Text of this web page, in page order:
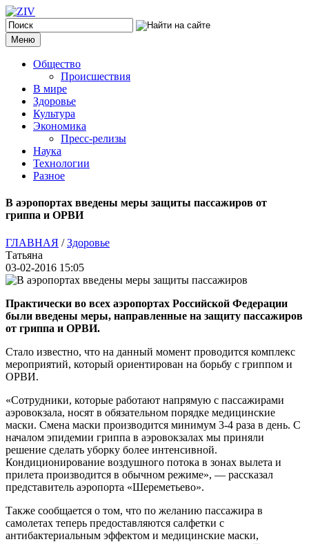
Меню
Общество
Происшествия
В мире
Здоровье
Культура
Экономика
Пресс-релизы
Наука
Технологии
Разное
В аэропортах введены меры защиты пассажиров от
гриппа и ОРВИ
ГЛАВНАЯ /Здоровье
Татьяна
03-02-2016 15:05
Практически во всех аэропортах Российской Федерации
были введены меры, направленные на защиту пассажиров
от гриппа и ОРВИ.
Стало известно, что на данный момент проводится комплекс
мероприятий, который ориентирован на борьбу с гриппом и
ОРВИ.
«Сотрудники, которые работают напрямую с пассажирами
аэровокзала, носят в обязательном порядке медицинские
маски. Смена маски производится минимум 3-4 раза в день. С
началом эпидемии гриппа в аэровокзалах мы приняли
решение сделать уборку более интенсивной.
Кондиционирование воздушного потока в зонах вылета и
прилета производится в обычном режиме», — рассказал
представитель аэропорта «Шереметьево».
Также сообщается о том, что по желанию пассажира в
самолетах теперь предоставляются салфетки с
антибактериальным эффектом и медицинские маски,